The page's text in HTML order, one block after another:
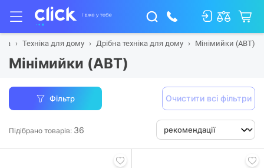
Техніка для дому Дрібна техніка для дому Мінімийки (АВТ)
Мінімийки (АВТ)
Фільтр Очистити всі фільтри
Підібрано товарів: 36